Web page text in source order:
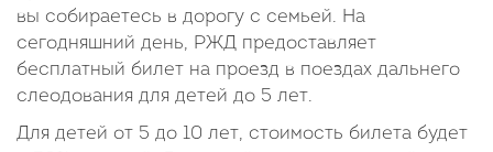
вы собираетесь в дорогу с семьей. На
сегодняшний день, РЖД предоставляет
бесплатный билет на проезд в поездах дальнего
слеодования для детей до 5 лет.
Для детей от 5 до 10 лет, стоимость билета будет